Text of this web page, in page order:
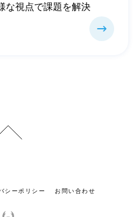
な視点で課題を解決
シーポリシー お問い合わせ